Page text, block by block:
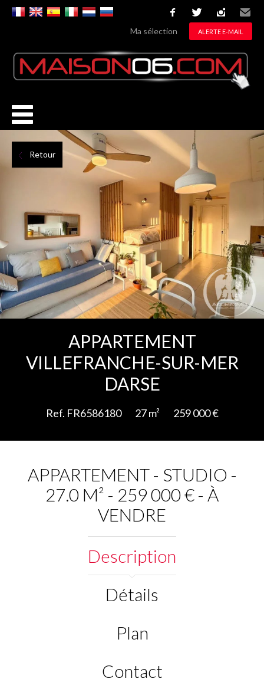
facebooktwitterinstagram
Email
Ma sélection ALERTE E-MAIL
Retour
APPARTEMENT
VILLEFRANCHE-SUR-MER
DARSE
Ref. FR6586180 27 m² 259 000 €
APPARTEMENT - STUDIO -
27.0 M² - 259 000 € - À
VENDRE
Description
Détails
Plan
Contact